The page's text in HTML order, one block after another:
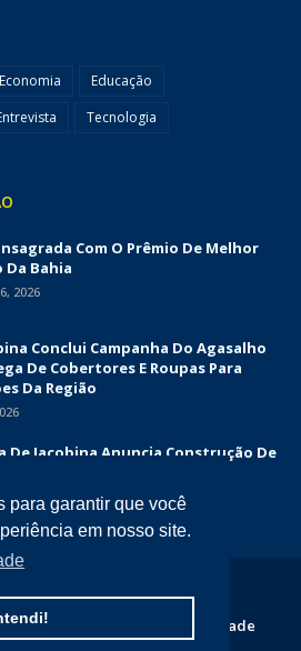
para garantir que você
em nosso site.
Economia
Educação
Tecnologia
Com O Prêmio De Melhor
Da Bahia
2026
Conclui Campanha Do Agasalho
De Cobertores E Roupas Para
Da Região
De Jacobina Anuncia Construção De
Contato Politica de Privacidade